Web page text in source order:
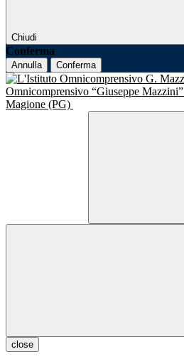
Chiudi
Conferma
Annulla Conferma
Omnicomprensivo “Giuseppe Mazzini”
Magione (PG)
close